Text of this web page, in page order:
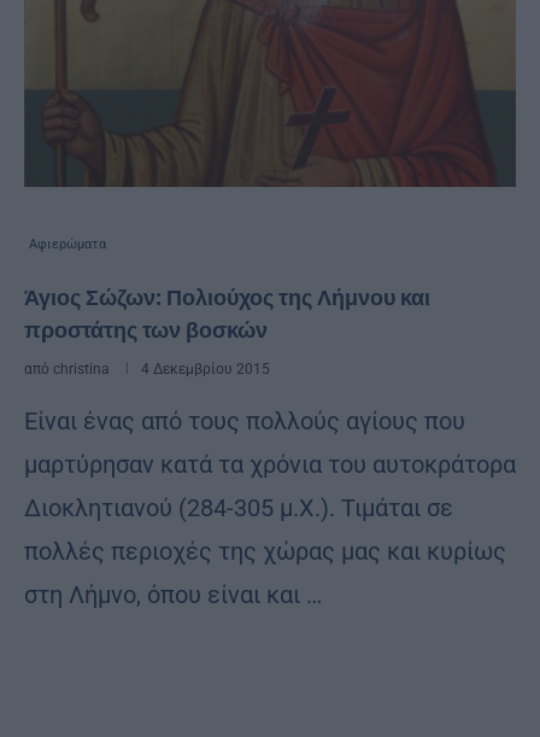
Αφιερώματα
Άγιος Σώζων: Πολιούχος της Λήμνου και
προστάτης των βοσκών
από christina 4 Δεκεμβρίου 2015
Είναι ένας από τους πολλούς αγίους που
μαρτύρησαν κατά τα χρόνια του αυτοκράτορα
Διοκλητιανού (284-305 μ.Χ.). Τιμάται σε
πολλές περιοχές της χώρας μας και κυρίως
στη Λήμνο, όπου είναι και …